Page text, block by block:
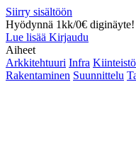
Siirry sisältöön
Hyödynnä 1kk/0€ diginäyte!
Lue lisää Kirjaudu
Aiheet
Arkkitehtuuri Infra
Rakentaminen Suunnittelu